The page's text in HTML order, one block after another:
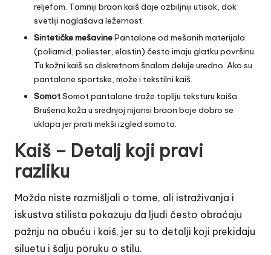
reljefom. Tamniji braon kaiš daje ozbiljniji utisak, dok
svetliji naglašava ležernost.
Sintetičke mešavinePantalone od mešanih materijala
(poliamid, poliester, elastin) često imaju glatku površinu.
Tu kožni kaiš sa diskretnom šnalom deluje uredno. Ako su
pantalone sportske, može i tekstilni kaiš.
SomotSomot pantalone traže topliju teksturu kaiša.
Brušena koža u srednjoj nijansi braon boje dobro se
uklapa jer prati mekši izgled somota.
Kaiš – Detalj koji pravi
razliku
Možda niste razmišljali o tome, ali istraživanja i
iskustva stilista pokazuju da ljudi često obraćaju
pažnju na obuću i kaiš, jer su to detalji koji prekidaju
siluetu i šalju poruku o stilu.